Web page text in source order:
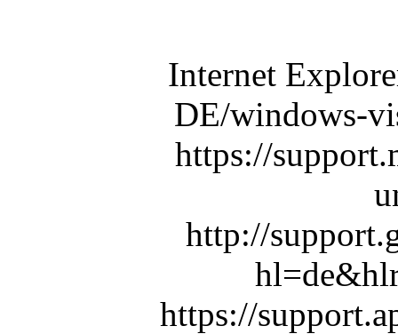
Internet
DE/windows-
https://
http://
https://